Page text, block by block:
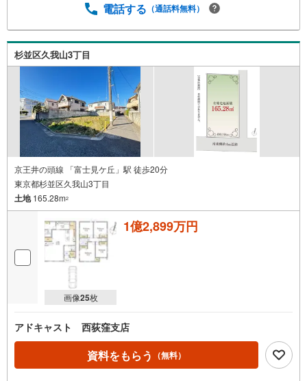
電話する （通話料無料）
杉並区久我山3丁目
京王井の頭線 「富士見ケ丘」駅 徒歩20分
東京都杉並区久我山3丁目
土地165.28m2
画像25枚
1億2,899万円
アドキャスト 西荻窪支店
資料をもらう （無料）